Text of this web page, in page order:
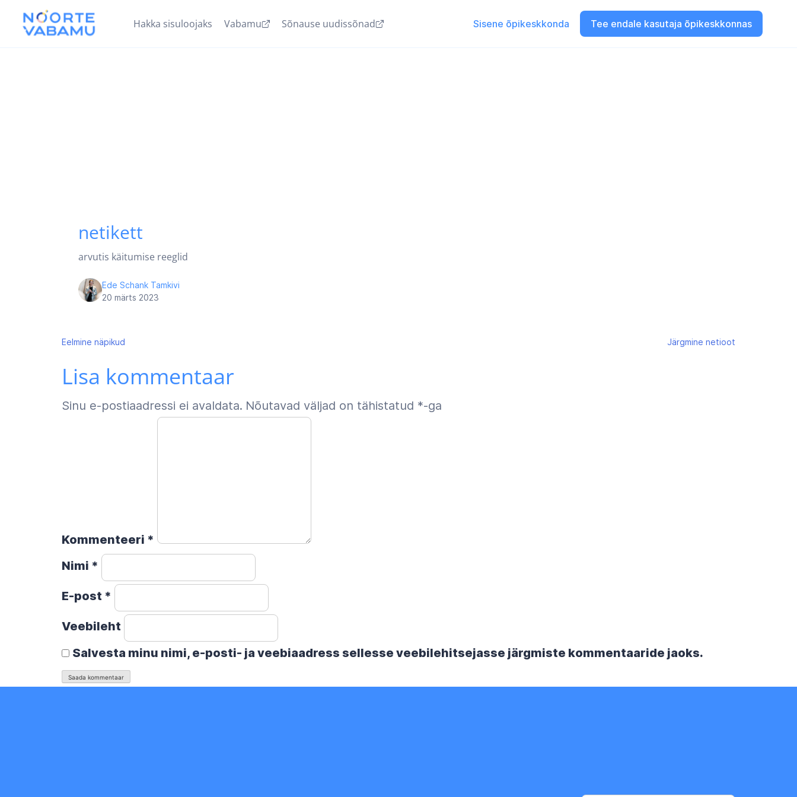
Hakka sisuloojaks Vabamu Sõnause uudissõnad Sisene õpikeskkonda Tee endale kasutaja õpikeskkonnas
netikett
arvutis käitumise reeglid
Ede Schank Tamkivi
20 märts 2023
Navigeerimine
Eelmine näpikud Järgmine netioot
Lisa kommentaar
Sinu e-postiaadressi ei avaldata. Nõutavad väljad on tähistatud *-ga
Kommenteeri *
Nimi *
E-post *
Veebileht
Salvesta minu nimi, e-posti- ja veebiaadress sellesse veebilehitsejasse järgmiste kommentaaride jaoks.